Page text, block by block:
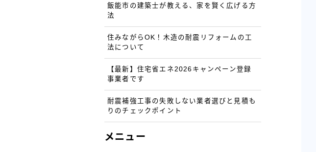
飯能市の建築士が教える、家を賢く広げる方
法
住みながらOK！木造の耐震リフォームの工
法について
【最新】住宅省エネ2026キャンペーン登録
事業者です
耐震補強工事の失敗しない業者選びと見積も
りのチェックポイント
メニュー